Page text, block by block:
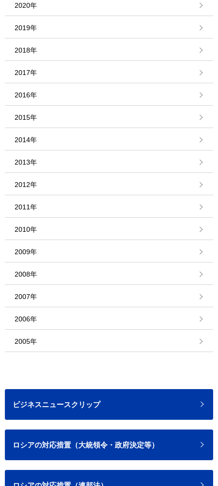
2020年
2019年
2018年
2017年
2016年
2015年
2014年
2013年
2012年
2011年
2010年
2009年
2008年
2007年
2006年
2005年
ビジネスニュースクリップ
ロシアの対応措置（大統領令・政府決定等）